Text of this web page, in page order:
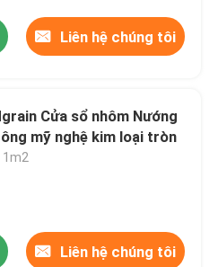
Liên hệ chúng tôi
Cửa sổ nhôm Nướng
mỹ nghệ kim loại tròn
1m2
Liên hệ chúng tôi